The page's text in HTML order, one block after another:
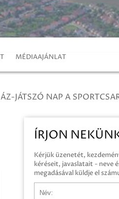
MÉDIAAJÁNLAT
JÁTSZÓ NAP A
ÍRJON
Kérjük üzenetét,
kéréseit, javaslatait - neve
megadásával küldje el